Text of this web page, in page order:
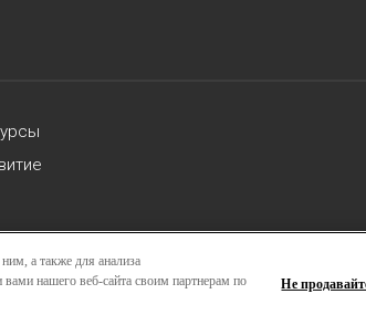
Greenlam Industries Limited. Все права
а также для анализа
нашего веб-сайта своим партнерам по
Не